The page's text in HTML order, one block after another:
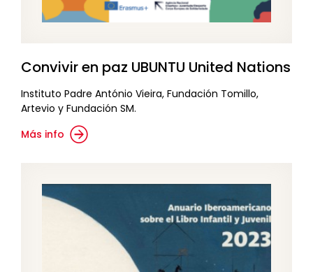
Convivir en paz UBUNTU United Nations
Instituto Padre António Vieira, Fundación Tomillo,
Artevio y Fundación SM.
Más info